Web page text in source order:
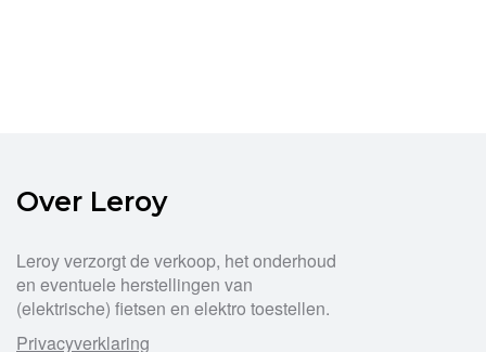
Over Leroy
Leroy verzorgt de verkoop, het onderhoud
en eventuele herstellingen van
(elektrische) fietsen en elektro toestellen.
Privacyverklaring